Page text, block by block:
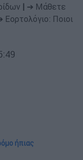
➔ Μάθετε
Εορτολόγιο: Ποιοι
ήπιας